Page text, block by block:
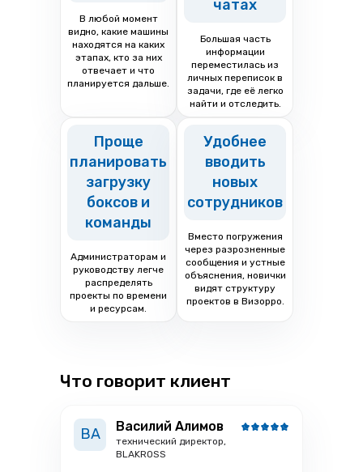
В любой момент
видно, какие машины
находятся на каких
этапах, кто за них
отвечает и что
планируется дальше.
чатах
Большая часть
информации
переместилась из
личных переписок в
задачи, где её легко
найти и отследить.
Проще
планировать
загрузку
боксов и
команды
Администраторам и
руководству легче
распределять
проекты по времени
и ресурсам.
Удобнее
вводить
новых
сотрудников
Вместо погружения
через разрозненные
сообщения и устные
объяснения, новички
видят структуру
проектов в Визорро.
Что говорит клиент
ВА Василий Алимов
технический директор,
BLAKROSS